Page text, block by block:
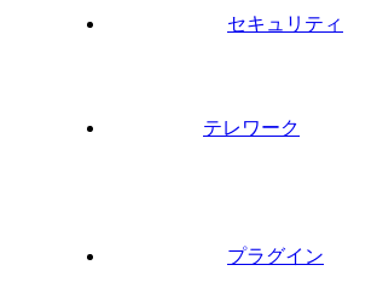
セキュリティ
テレワーク
プラグイン